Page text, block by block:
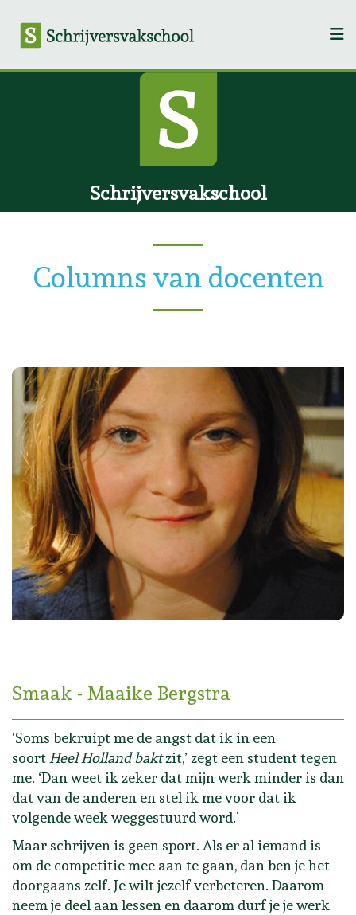
Schrijversvakschool
Columns van docenten
Smaak - Maaike Bergstra
‘Soms bekruipt me de angst dat ik in een
soort Heel Holland baktzit,’ zegt een student tegen
me. ‘Dan weet ik zeker dat mijn werk minder is dan
dat van de anderen en stel ik me voor dat ik
volgende week weggestuurd word.’
Maar schrijven is geen sport. Als er al iemand is
om de competitie mee aan te gaan, dan ben je het
doorgaans zelf. Je wilt jezelf verbeteren. Daarom
neem je deel aan lessen en daarom durf je je werk